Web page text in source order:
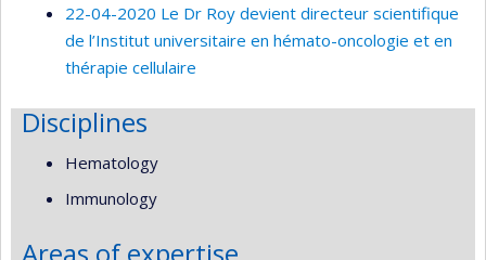
22-04-2020 Le Dr Roy devient directeur scientifique
de l’Institut universitaire en hémato-oncologie et en
thérapie cellulaire
Disciplines
Hematology
Immunology
Areas of expertise